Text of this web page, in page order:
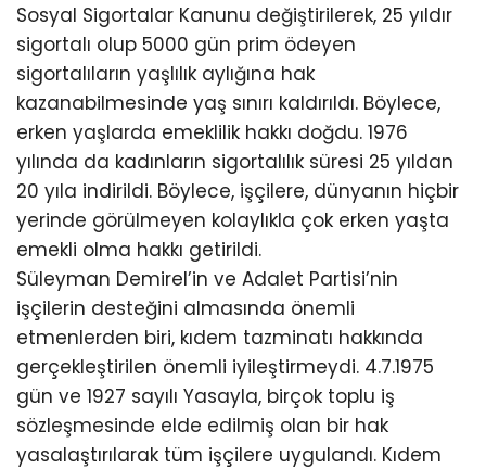
Sosyal Sigortalar Kanunu değiştirilerek, 25 yıldır
sigortalı olup 5000 gün prim ödeyen
sigortalıların yaşlılık aylığına hak
kazanabilmesinde yaş sınırı kaldırıldı. Böylece,
erken yaşlarda emeklilik hakkı doğdu. 1976
yılında da kadınların sigortalılık süresi 25 yıldan
20 yıla indirildi. Böylece, işçilere, dünyanın hiçbir
yerinde görülmeyen kolaylıkla çok erken yaşta
emekli olma hakkı getirildi.
Süleyman Demirel’in ve Adalet Partisi’nin
işçilerin desteğini almasında önemli
etmenlerden biri, kıdem tazminatı hakkında
gerçekleştirilen önemli iyileştirmeydi. 4.7.1975
gün ve 1927 sayılı Yasayla, birçok toplu iş
sözleşmesinde elde edilmiş olan bir hak
yasalaştırılarak tüm işçilere uygulandı. Kıdem